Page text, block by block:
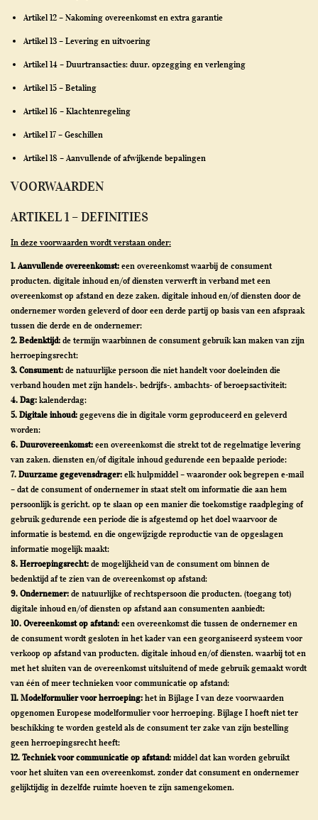
Artikel 12 – Nakoming overeenkomst en extra garantie
Artikel 13 – Levering en uitvoering
Artikel 14 – Duurtransacties: duur, opzegging en verlenging
Artikel 15 – Betaling
Artikel 16 – Klachtenregeling
Artikel 17 – Geschillen
Artikel 18 – Aanvullende of afwijkende bepalingen
VOORWAARDEN
ARTIKEL 1 – DEFINITIES
In deze voorwaarden wordt verstaan onder:
1. Aanvullende overeenkomst: een overeenkomst waarbij de consument
producten, digitale inhoud en/of diensten verwerft in verband met een
overeenkomst op afstand en deze zaken, digitale inhoud en/of diensten door de
ondernemer worden geleverd of door een derde partij op basis van een afspraak
tussen die derde en de ondernemer;
2. Bedenktijd: de termijn waarbinnen de consument gebruik kan maken van zijn
herroepingsrecht;
3. Consument: de natuurlijke persoon die niet handelt voor doeleinden die
verband houden met zijn handels-, bedrijfs-, ambachts- of beroepsactiviteit;
4. Dag: kalenderdag;
5. Digitale inhoud: gegevens die in digitale vorm geproduceerd en geleverd
worden;
6. Duurovereenkomst: een overeenkomst die strekt tot de regelmatige levering
van zaken, diensten en/of digitale inhoud gedurende een bepaalde periode;
7. Duurzame gegevensdrager: elk hulpmiddel – waaronder ook begrepen e-mail
– dat de consument of ondernemer in staat stelt om informatie die aan hem
persoonlijk is gericht, op te slaan op een manier die toekomstige raadpleging of
gebruik gedurende een periode die is afgestemd op het doel waarvoor de
informatie is bestemd, en die ongewijzigde reproductie van de opgeslagen
informatie mogelijk maakt;
8. Herroepingsrecht: de mogelijkheid van de consument om binnen de
bedenktijd af te zien van de overeenkomst op afstand;
9. Ondernemer: de natuurlijke of rechtspersoon die producten, (toegang tot)
digitale inhoud en/of diensten op afstand aan consumenten aanbiedt;
10. Overeenkomst op afstand: een overeenkomst die tussen de ondernemer en
de consument wordt gesloten in het kader van een georganiseerd systeem voor
verkoop op afstand van producten, digitale inhoud en/of diensten, waarbij tot en
met het sluiten van de overeenkomst uitsluitend of mede gebruik gemaakt wordt
van één of meer technieken voor communicatie op afstand;
11. Modelformulier voor herroeping: het in Bijlage I van deze voorwaarden
opgenomen Europese modelformulier voor herroeping. Bijlage I hoeft niet ter
beschikking te worden gesteld als de consument ter zake van zijn bestelling
geen herroepingsrecht heeft;
12. Techniek voor communicatie op afstand: middel dat kan worden gebruikt
voor het sluiten van een overeenkomst, zonder dat consument en ondernemer
gelijktijdig in dezelfde ruimte hoeven te zijn samengekomen.